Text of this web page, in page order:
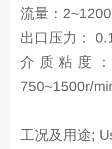
流量：
出口压力：
介质粘度
750~1500r/
工况及用途;